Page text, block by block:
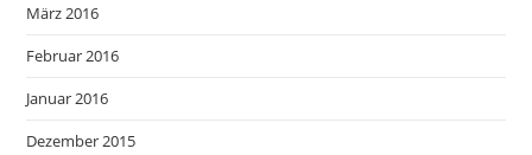
März 2016
Februar 2016
Januar 2016
Dezember 2015